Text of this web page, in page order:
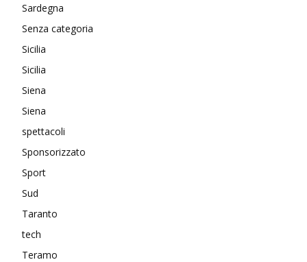
Sardegna
Senza categoria
Sicilia
Sicilia
Siena
Siena
spettacoli
Sponsorizzato
Sport
Sud
Taranto
tech
Teramo